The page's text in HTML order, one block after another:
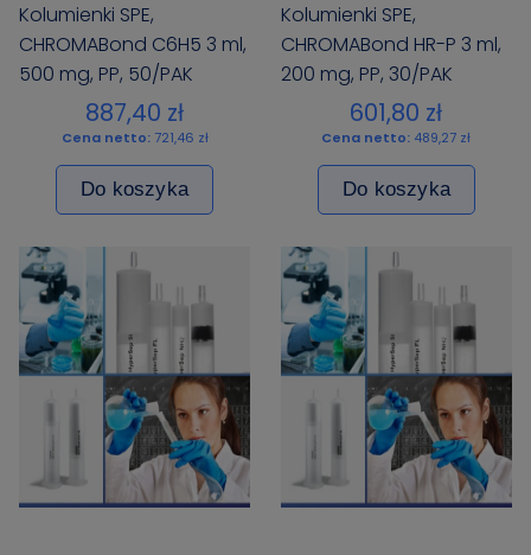
Kolumienki SPE,
CHROMABond C6H5 3 ml,
500 mg, PP, 50/PAK
887,40 zł
Cena netto: 721,46 zł
Do koszyka
Kolumienki SPE,
CHROMABond HR-P 3 ml,
200 mg, PP, 30/PAK
601,80 zł
Cena netto: 489,27 zł
Do koszyka